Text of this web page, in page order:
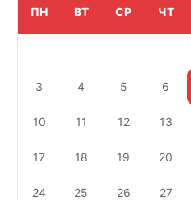
ПН ВТ СР ЧТ
3 4 5 6
10 11 12 13
17 18 19 20
24 25 26 27